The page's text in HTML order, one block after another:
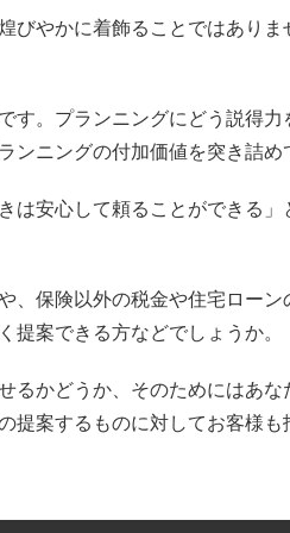
やかに着飾ることではあり
。プランニングにどう説得
ンニングの付加価値を突き詰
安心して頼ることができる
保険以外の税金や住宅ロー
案できる方などでしょうか。
かどうか、そのためにはあ
案するものに対してお客様